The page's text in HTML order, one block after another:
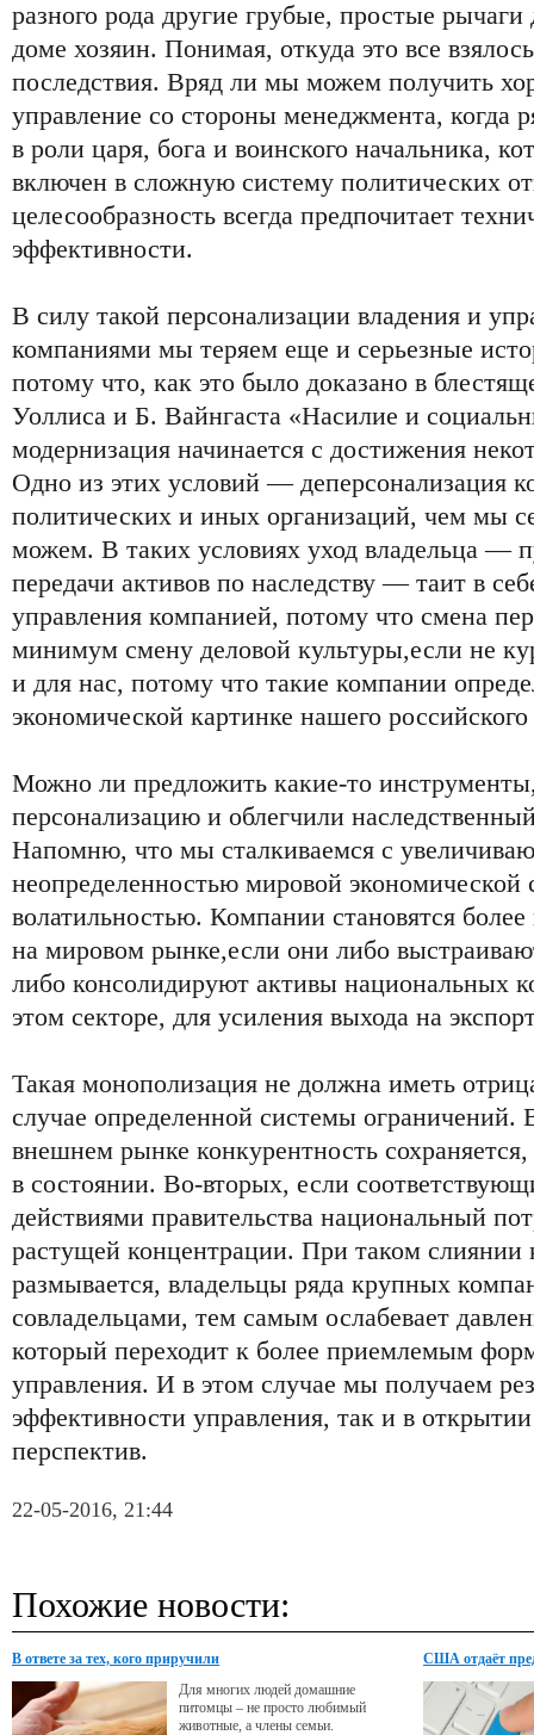
разного рода другие грубые, простые рычаги
доме хозяин. Понимая, откуда это все
последствия. Вряд ли мы можем получить
управление со стороны менеджмента, когда
в роли царя, бога и воинского начальника,
включен в сложную систему политических
целесообразность всегда предпочитает
эффективности.
В силу такой персонализации владения и
компаниями мы теряем еще и серьезные
потому что, как это было доказано в
Уоллиса и Б. Вайнгаста «Насилие и
модернизация начинается с достижения
Одно из этих условий — деперсонализация
политических и иных организаций, чем мы
можем. В таких условиях уход владельца —
передачи активов по наследству — таит в
управления компанией, потому что смена
минимум смену деловой культуры,если не
и для нас, потому что такие компании
экономической картинке нашего
Можно ли предложить какие-то
персонализацию и облегчили
Напомню, что мы сталкиваемся с
неопределенностью мировой экономической
волатильностью. Компании становятся
на мировом рынке,если они либо
либо консолидируют активы национальных
этом секторе, для усиления выхода на
Такая монополизация не должна иметь
случае определенной системы ограничений.
внешнем рынке конкурентность
в состоянии. Во-вторых, если
действиями правительства национальный
растущей концентрации. При таком слиянии
размывается, владельцы ряда крупных
совладельцами, тем самым ослабевает
который переходит к более приемлемым
управления. И в этом случае мы получаем
эффективности управления, так и в
перспектив.
22-05-2016, 21:44
Похожие новости:
В ответе за тех, кого приручили
Для многих людей домашние
питомцы – не просто любимый
животные, а члены семьи.
США отдаёт